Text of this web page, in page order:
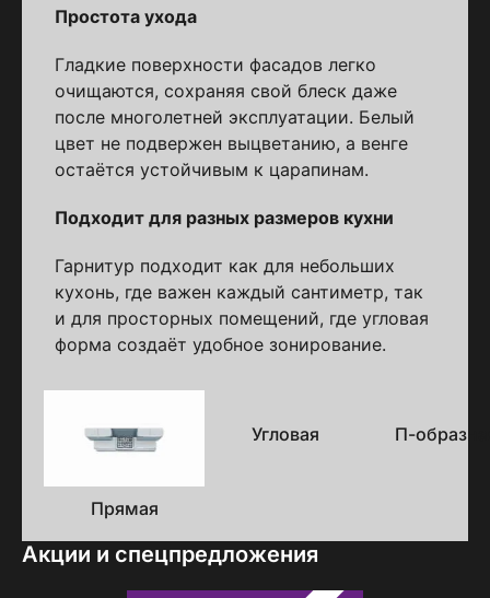
Простота ухода
Гладкие поверхности фасадов легко
очищаются, сохраняя свой блеск даже
после многолетней эксплуатации. Белый
цвет не подвержен выцветанию, а венге
остаётся устойчивым к царапинам.
Подходит для разных размеров кухни
Гарнитур подходит как для небольших
кухонь, где важен каждый сантиметр, так
и для просторных помещений, где угловая
форма создаёт удобное зонирование.
исполнения
Прямая
Угловая П-
Акции и спецпредложения